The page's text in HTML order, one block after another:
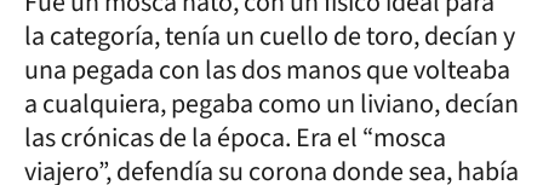
la categoría, tenía un cuello de toro, decían y
una pegada con las dos manos que volteaba
a cualquiera, pegaba como un liviano, decían
las crónicas de la época. Era el “mosca
viajero”, defendía su corona donde sea, había